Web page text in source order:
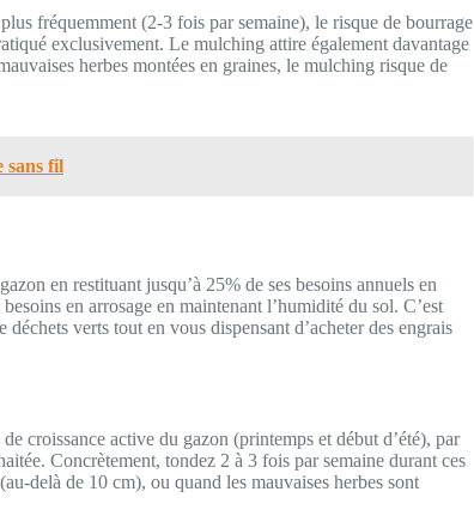
fréquemment (2-3 fois par semaine), le risque de bourrage
exclusivement. Le mulching attire également davantage
herbes montées en graines, le mulching risque de
sans fil
en restituant jusqu’à 25% de ses besoins annuels en
en arrosage en maintenant l’humidité du sol. C’est
verts tout en vous dispensant d’acheter des engrais
croissance active du gazon (printemps et début d’été), par
Concrètement, tondez 2 à 3 fois par semaine durant ces
delà de 10 cm), ou quand les mauvaises herbes sont